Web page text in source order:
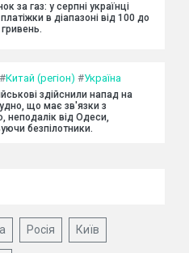
за газ: у серпні українці
в діапазоні від 100 до
#Китай (регіон) #Україна
здійснили напад на
що має зв'язки з
неподалік від Одеси,
безпілотники.
Росія Київ